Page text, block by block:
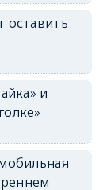
оставить
и